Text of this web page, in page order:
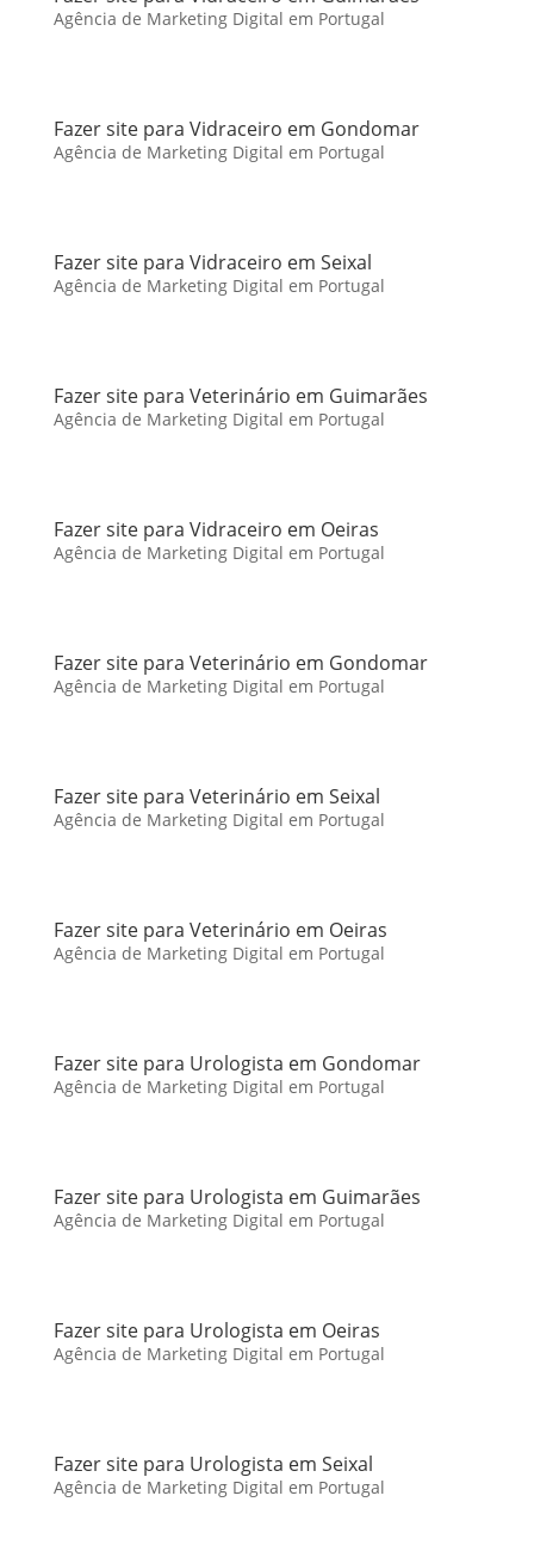
Agência de Marketing Digital em Portugal
Fazer site para Vidraceiro em Gondomar
Agência de Marketing Digital em Portugal
Fazer site para Vidraceiro em Seixal
Agência de Marketing Digital em Portugal
Fazer site para Veterinário em Guimarães
Agência de Marketing Digital em Portugal
Fazer site para Vidraceiro em Oeiras
Agência de Marketing Digital em Portugal
Fazer site para Veterinário em Gondomar
Agência de Marketing Digital em Portugal
Fazer site para Veterinário em Seixal
Agência de Marketing Digital em Portugal
Fazer site para Veterinário em Oeiras
Agência de Marketing Digital em Portugal
Fazer site para Urologista em Gondomar
Agência de Marketing Digital em Portugal
Fazer site para Urologista em Guimarães
Agência de Marketing Digital em Portugal
Fazer site para Urologista em Oeiras
Agência de Marketing Digital em Portugal
Fazer site para Urologista em Seixal
Agência de Marketing Digital em Portugal